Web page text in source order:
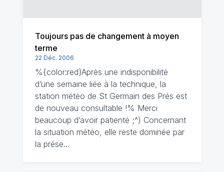
Toujours pas de changement à moyen
terme
22 Déc. 2006
%{color:red}Après une indisponibilité
d’une semaine liée à la technique, la
station météo de St Germain des Prés est
de nouveau consultable !% Merci
beaucoup d’avoir patienté ;^) Concernant
la situation météo, elle reste dominée par
la prése…